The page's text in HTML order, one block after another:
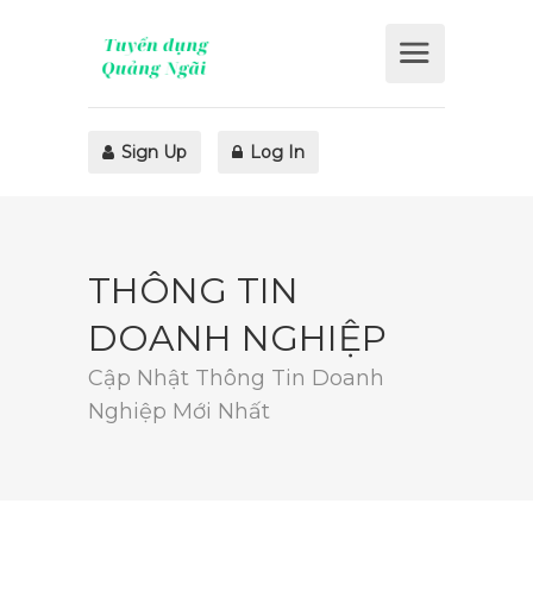
Sign Up Log In
THÔNG TIN
DOANH NGHIỆP
Cập Nhật Thông Tin Doanh
Nghiệp Mới Nhất